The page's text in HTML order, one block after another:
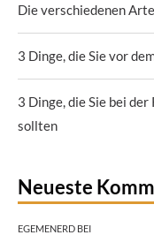
Die verschiedenen
3 Dinge, die Sie vor
3 Dinge, die Sie bei
sollten
Neueste
EGEMENERD BEI